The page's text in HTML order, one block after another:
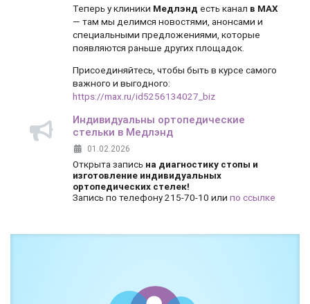
Теперь у клиники Медлэнд есть канал в MAX
— там мы делимся новостями, анонсами и
специальными предложениями, которые
появляются раньше других площадок.
Присоединяйтесь, чтобы быть в курсе самого
важного и выгодного:
https://max.ru/id5256134027_biz
Индивидуальны ортопедические
стельки в Медлэнд
01.02.2026
Открыта запись на диагностику стопы и
изготовление индивидуальных
ортопедических стелек!
Запись по телефону 215-70-10 или по ссылке